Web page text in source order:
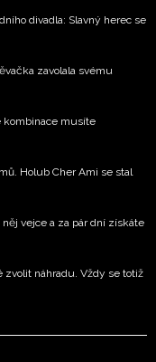
divadla: Slavný herec se
zavolala svému
kombinace musíte
Holub Cher Ami se stal
vejce a za pár dní získáte
zvolit náhradu. Vždy se totiž